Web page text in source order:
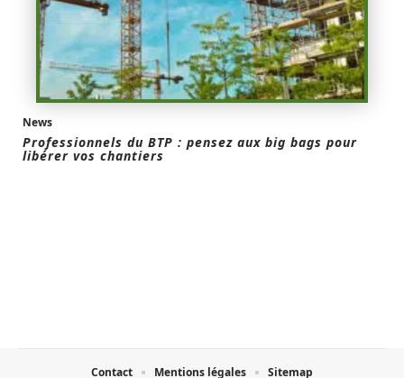
News
Professionnels du BTP : pensez aux big bags pour
libérer vos chantiers
Contact Mentions légales Sitemap